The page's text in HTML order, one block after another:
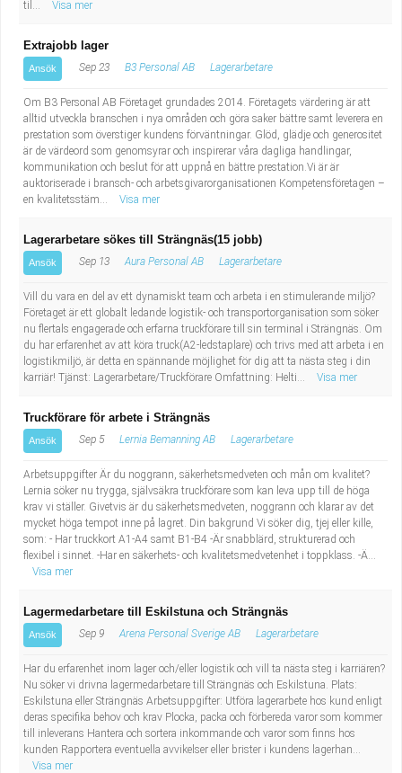
til...
Visa mer
Extrajobb lager
Ansök Sep 23 B3 Personal AB Lagerarbetare
Om B3 Personal AB Företaget grundades 2014. Företagets värdering är att
alltid utveckla branschen i nya områden och göra saker bättre samt leverera en
prestation som överstiger kundens förväntningar. Glöd, glädje och generositet
är de värdeord som genomsyrar och inspirerar våra dagliga handlingar,
kommunikation och beslut för att uppnå en bättre prestation.Vi är är
auktoriserade i bransch- och arbetsgivarorganisationen Kompetensföretagen –
en kvalitetsstäm...
Visa mer
Lagerarbetare sökes till Strängnäs(15 jobb)
Ansök Sep 13 Aura Personal AB Lagerarbetare
Vill du vara en del av ett dynamiskt team och arbeta i en stimulerande miljö?
Företaget är ett globalt ledande logistik- och transportorganisation som söker
nu flertals engagerade och erfarna truckförare till sin terminal i Strängnäs. Om
du har erfarenhet av att köra truck(A2-ledstaplare) och trivs med att arbeta i en
logistikmiljö, är detta en spännande möjlighet för dig att ta nästa steg i din
karriär! Tjänst: Lagerarbetare/Truckförare Omfattning: Helti...
Visa mer
Truckförare för arbete i Strängnäs
Ansök Sep 5 Lernia Bemanning AB Lagerarbetare
Arbetsuppgifter Är du noggrann, säkerhetsmedveten och mån om kvalitet?
Lernia söker nu trygga, självsäkra truckförare som kan leva upp till de höga
krav vi ställer. Givetvis är du säkerhetsmedveten, noggrann och klarar av det
mycket höga tempot inne på lagret. Din bakgrund Vi söker dig, tjej eller kille,
som: - Har truckkort A1-A4 samt B1-B4 -Är snabblärd, strukturerad och
flexibel i sinnet. -Har en säkerhets- och kvalitetsmedvetenhet i toppklass. -Ä...
Visa mer
Lagermedarbetare till Eskilstuna och Strängnäs
Ansök Sep 9 Arena Personal Sverige AB Lagerarbetare
Har du erfarenhet inom lager och/eller logistik och vill ta nästa steg i karriären?
Nu söker vi drivna lagermedarbetare till Strängnäs och Eskilstuna. Plats:
Eskilstuna eller Strängnäs Arbetsuppgifter: Utföra lagerarbete hos kund enligt
deras specifika behov och krav Plocka, packa och förbereda varor som kommer
till inleverans Hantera och sortera inkommande och varor som finns hos
kunden Rapportera eventuella avvikelser eller brister i kundens lagerhan...
Visa mer